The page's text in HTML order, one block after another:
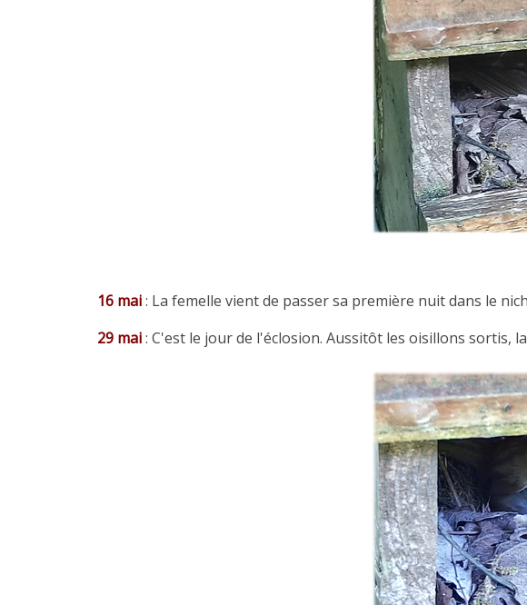
16 mai: La femelle vient de passer sa première nuit dans le
29 mai: C'est le jour de l'éclosion. Aussitôt les oisillons sortis,